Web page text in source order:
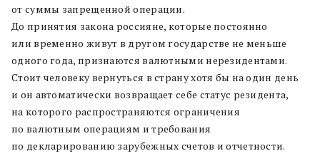
от суммы запрещенной операции.
До принятия закона россияне, которые постоянно
или временно живут в другом государстве не меньше
одного года, признаются валютными нерезидентами.
Стоит человеку вернуться в страну хотя бы на один день
и он автоматически возвращает себе статус резидента,
на которого распространяются ограничения
по валютным операциям и требования
по декларированию зарубежных счетов и отчетности.